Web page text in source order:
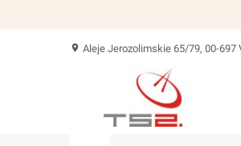
location_on Aleje Jerozolimskie 65/79, 00-697